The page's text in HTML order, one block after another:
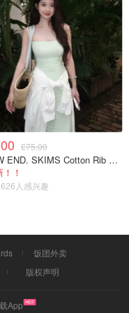
£75.00
BROW END. SKIMS Cotton Rib 长款背心连衣裙 薄荷绿
！
626人感兴趣
饭团外卖
版权声明
App